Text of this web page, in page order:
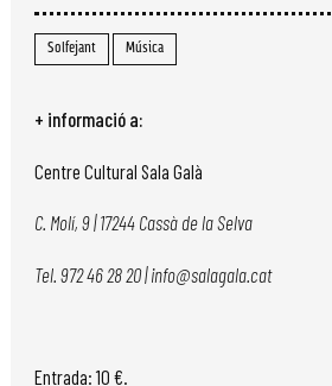
Solfejant Música
+ informació a:
Centre Cultural Sala Galà
C. Molí, 9 | 17244 Cassà de la Selva
Tel. 972 46 28 20 | info@salagala.cat
Entrada: 10 €.